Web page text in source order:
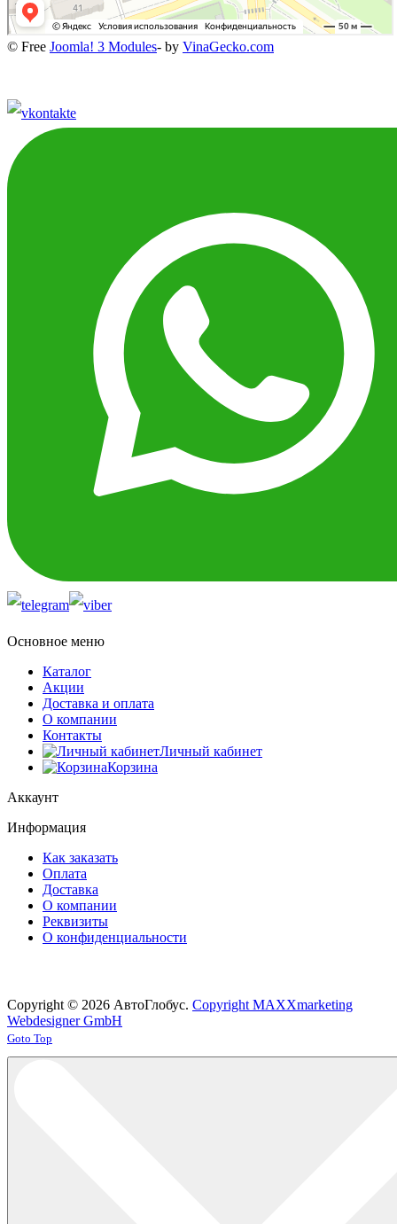
© Free Joomla! 3 Modules- by VinaGecko.com
Основное меню
Каталог
Акции
Доставка и оплата
О компании
Контакты
Личный кабинет
Корзина
Аккаунт
Информация
Как заказать
Оплата
Доставка
О компании
Реквизиты
О конфиденциальности
Copyright © 2026 АвтоГлобус. Copyright MAXXmarketing
Webdesigner GmbH
Joomla! 3 Templates
Goto Top